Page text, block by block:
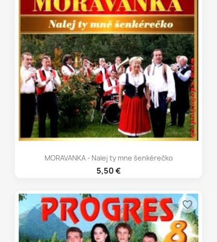
MORAVANKA - Nalej ty mne šenkérečko
5,50 €
favorite_border